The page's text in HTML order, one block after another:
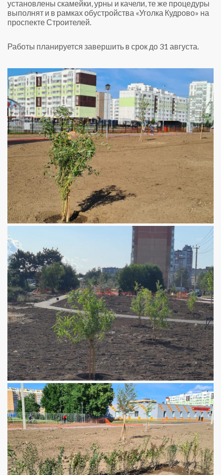
установлены скамейки, урны и качели, те же процедуры
выполнят и в рамках обустройства «Уголка Кудрово» на
проспекте Строителей.
Работы планируется завершить в срок до 31 августа.